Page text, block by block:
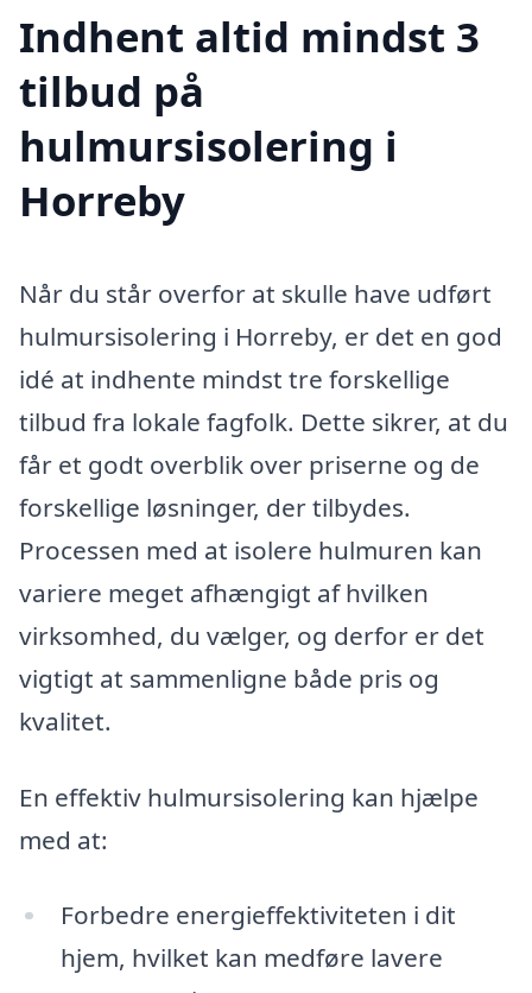
Indhent altid mindst 3
tilbud på
hulmursisolering i
Horreby
Når du står overfor at skulle have udført
hulmursisolering i Horreby, er det en god
idé at indhente mindst tre forskellige
tilbud fra lokale fagfolk. Dette sikrer, at du
får et godt overblik over priserne og de
forskellige løsninger, der tilbydes.
Processen med at isolere hulmuren kan
variere meget afhængigt af hvilken
virksomhed, du vælger, og derfor er det
vigtigt at sammenligne både pris og
kvalitet.
En effektiv hulmursisolering kan hjælpe
med at:
Forbedre energieffektiviteten i dit
hjem, hvilket kan medføre lavere